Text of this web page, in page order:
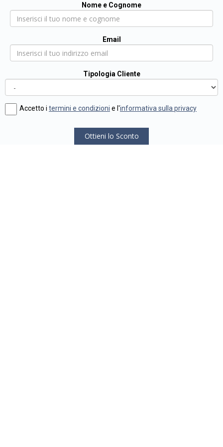
Nome e Cognome
Email
Tipologia Cliente
Accetto i termini e condizioni e l'informativa sulla privacy
Ottieni lo Sconto